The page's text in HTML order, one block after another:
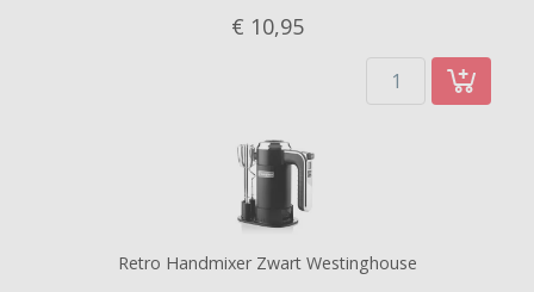
€ 10,95
Retro Handmixer Zwart Westinghouse